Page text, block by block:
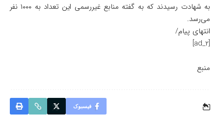
به شهادت رسیدند که به گفته منابع غیررسمی این تعداد به ۱۰۰۰ نفر
می‌رسد.
انتهای پیام/
[ad_2]
منبع
فیسبوک